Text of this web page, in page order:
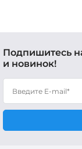
Подпишитесь
и новинок!